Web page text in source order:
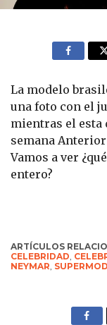
La modelo
una foto con el
mientras el esta
semana
Vamos a ver
entero?
ARTÍCULOS
CELEBRIDAD
NEYMAR